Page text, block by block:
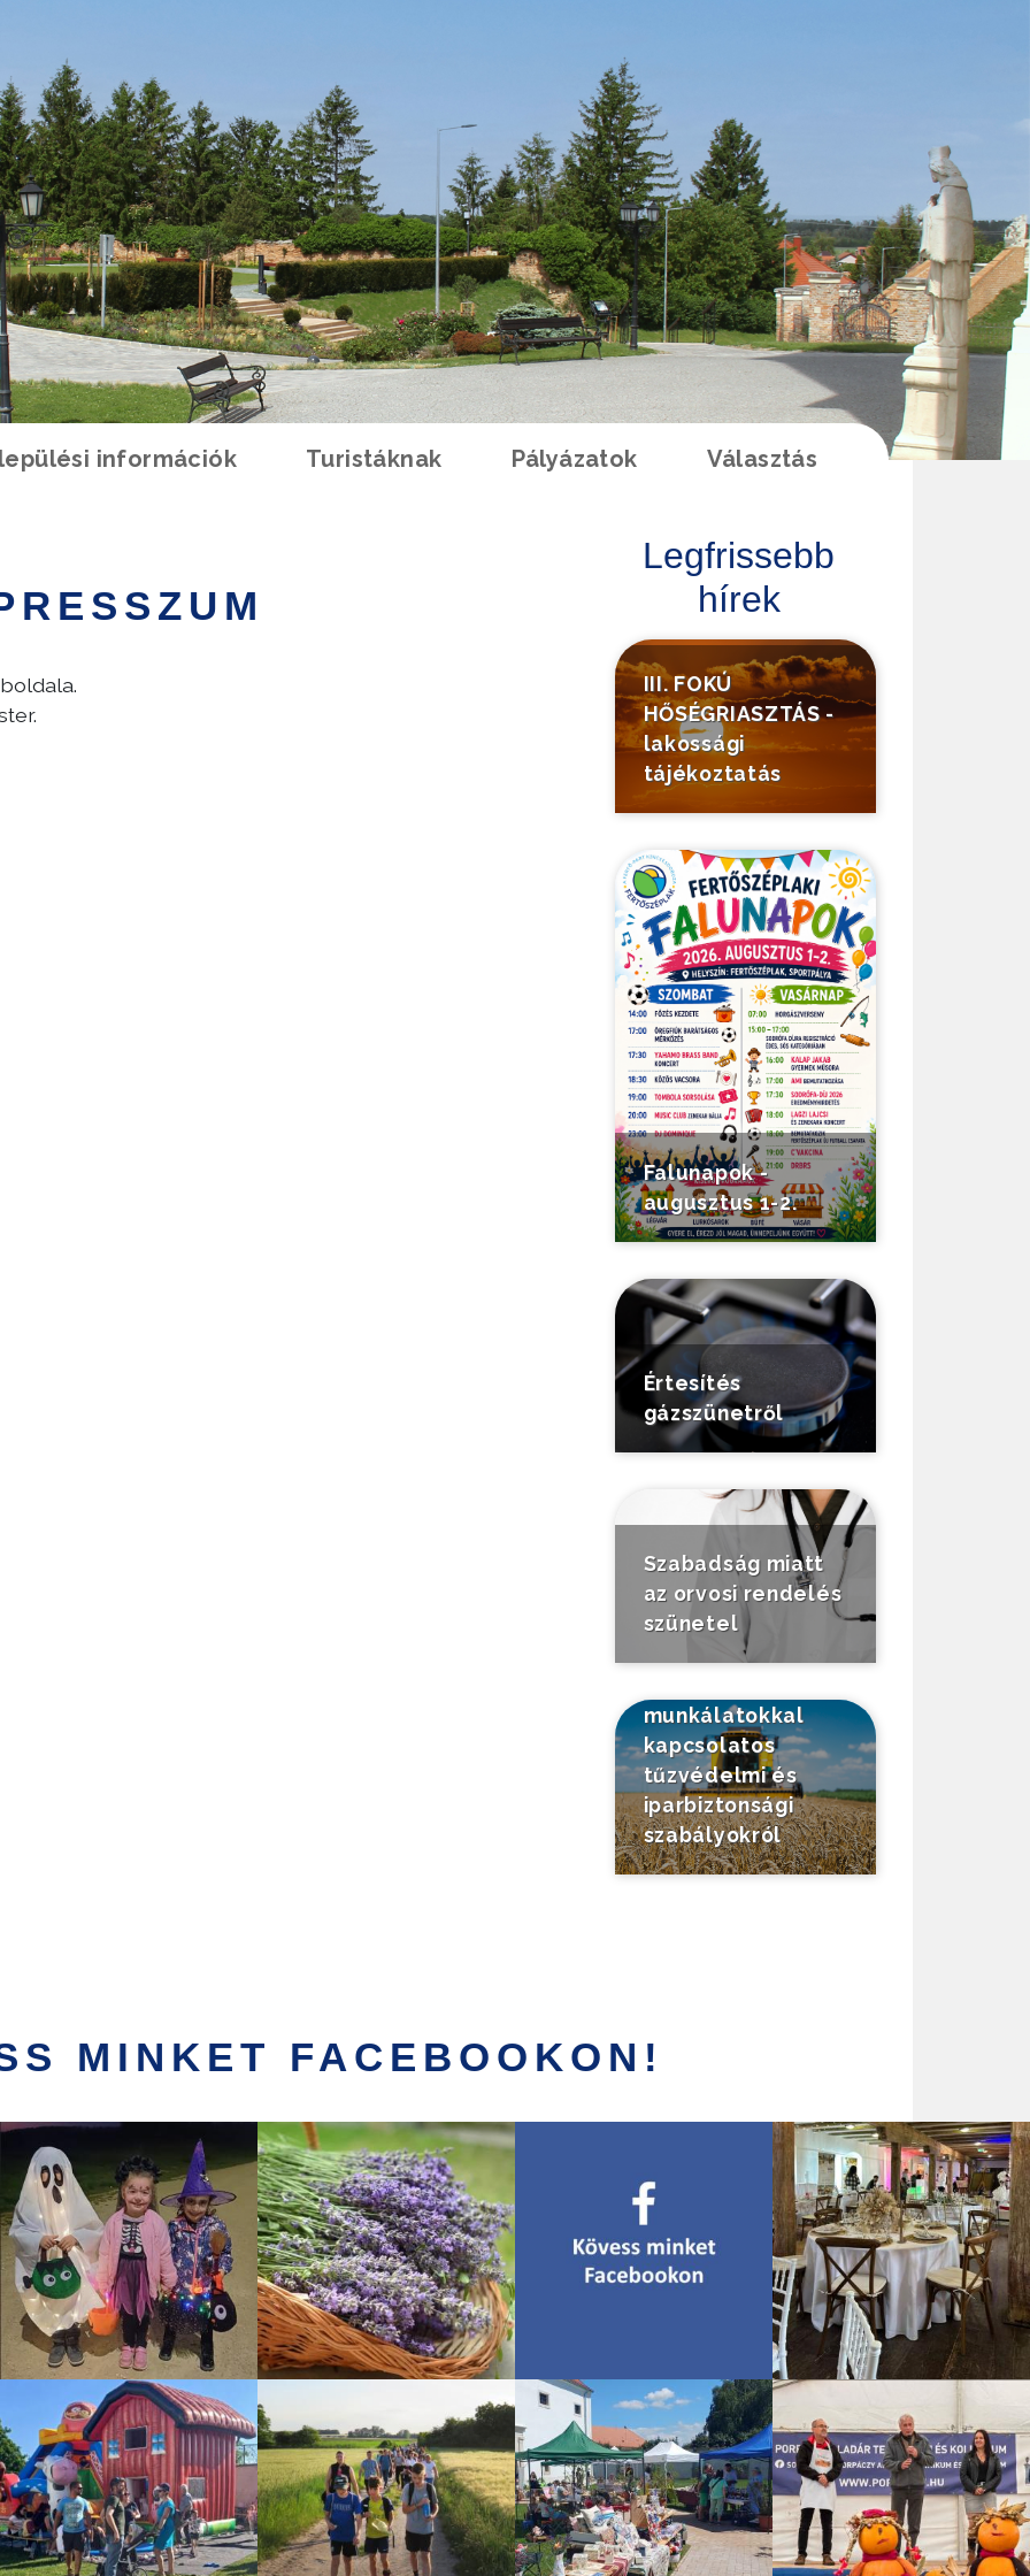
információk Turistáknak Pályázatok Választás
Legfrissebb
hírek
III. FOKÚ
HŐSÉGRIASZTÁS -
lakossági
tájékoztatás
Falunapok -
augusztus 1-2.
Értesítés
gázszünetről
Szabadság miatt
az orvosi rendelés
szünetel
Tájékoztató a
munkálatokkal
kapcsolatos
tűzvédelmi és
iparbiztonsági
szabályokról
MINKET FACEBOOKON!